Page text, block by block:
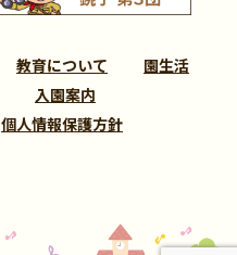
教育について
園生活
入園案内
個人情報保護方針